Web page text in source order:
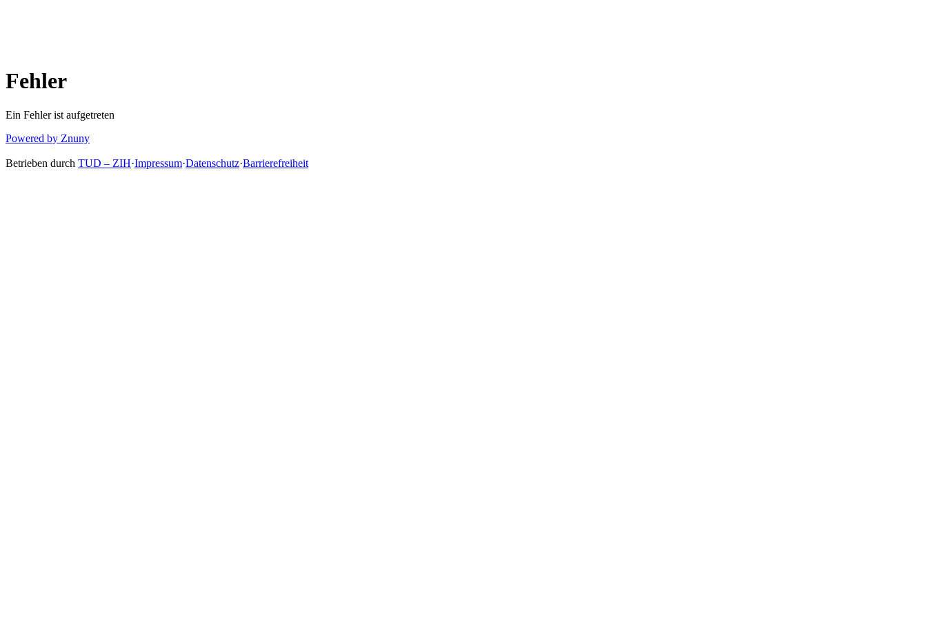
Fehler
Ein Fehler ist aufgetreten
Powered by Znuny
Betrieben durch TUD – ZIH·Impressum·Datenschutz·Barrierefreiheit